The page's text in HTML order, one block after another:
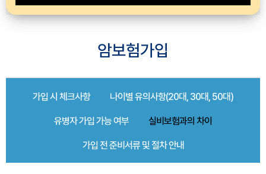
암보험가입
가입 시 체크사항 나이별 유의사항(20대, 30대, 50대)
유병자 가입 가능 여부 실비보험과의 차이
가입 전 준비서류 및 절차 안내